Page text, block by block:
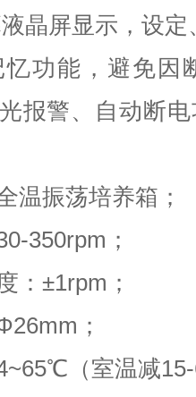
晶屏显示，设
忆功能，避免因
报警、自动断
温振荡培养箱；
350rpm ；
：±1rpm ；
26mm ；
℃（室温减15